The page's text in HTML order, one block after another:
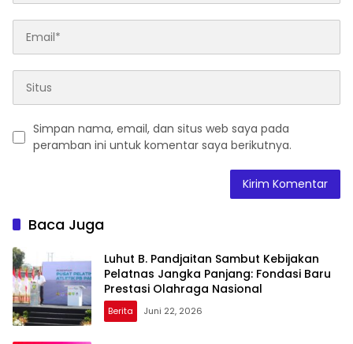
Simpan nama, email, dan situs web saya pada
peramban ini untuk komentar saya berikutnya.
Baca Juga
Luhut B. Pandjaitan Sambut Kebijakan
Pelatnas Jangka Panjang: Fondasi Baru
Prestasi Olahraga Nasional
Berita Juni 22, 2026